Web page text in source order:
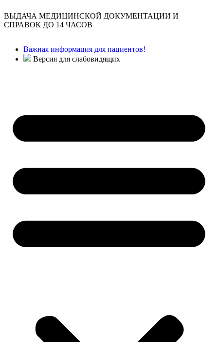
ВЫДАЧА МЕДИЦИНСКОЙ ДОКУМЕНТАЦИИ И
СПРАВОК ДО 14 ЧАСОВ
Важная информация для пациентов!
Версия для слабовидящих